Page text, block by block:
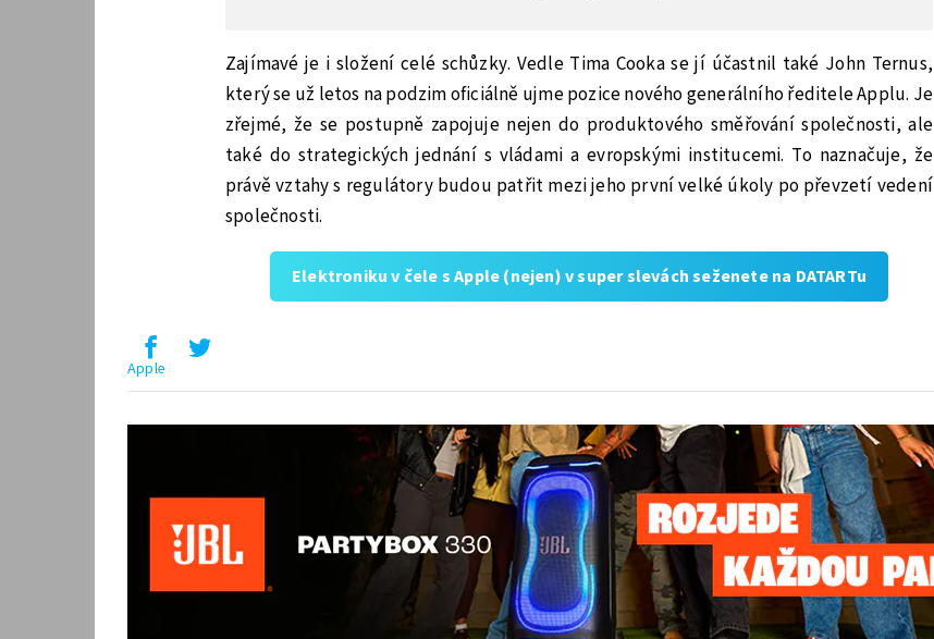
Zajímavé je i složení celé schůzky. Vedle Tima Cooka se jí účastnil také John Ternus,
který se už letos na podzim oficiálně ujme pozice nového generálního ředitele Applu. Je
zřejmé, že se postupně zapojuje nejen do produktového směřování společnosti, ale
také do strategických jednání s vládami a evropskými institucemi. To naznačuje, že
právě vztahy s regulátory budou patřit mezi jeho první velké úkoly po převzetí vedení
společnosti.
Elektroniku v čele s Apple (nejen) v super slevách seženete na DATARTu
Apple